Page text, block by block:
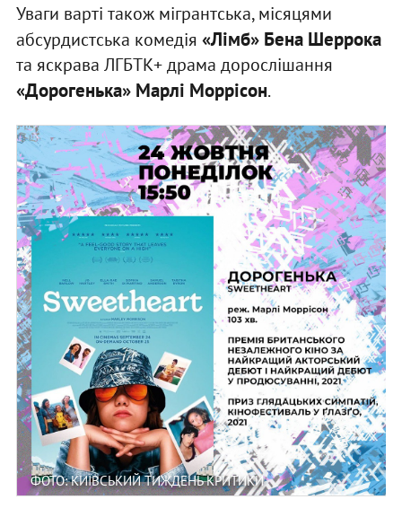
Уваги варті також мігрантська, місяцями
абсурдистська комедія «Лімб» Бена Шеррока
та яскрава ЛГБТК+ драма дорослішання
«Дорогенька» Марлі Моррісон.
ФОТО: КИЇВСЬКИЙ ТИЖДЕНЬ КРИТИКИ